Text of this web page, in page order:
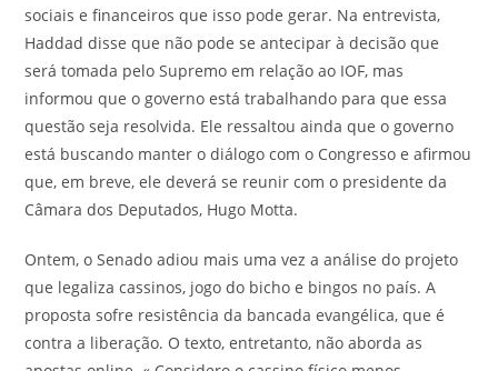
sociais e financeiros que isso pode gerar. Na entrevista,
Haddad disse que não pode se antecipar à decisão que
será tomada pelo Supremo em relação ao IOF, mas
informou que o governo está trabalhando para que essa
questão seja resolvida. Ele ressaltou ainda que o governo
está buscando manter o diálogo com o Congresso e afirmou
que, em breve, ele deverá se reunir com o presidente da
Câmara dos Deputados, Hugo Motta.
Ontem, o Senado adiou mais uma vez a análise do projeto
que legaliza cassinos, jogo do bicho e bingos no país. A
proposta sofre resistência da bancada evangélica, que é
contra a liberação. O texto, entretanto, não aborda as